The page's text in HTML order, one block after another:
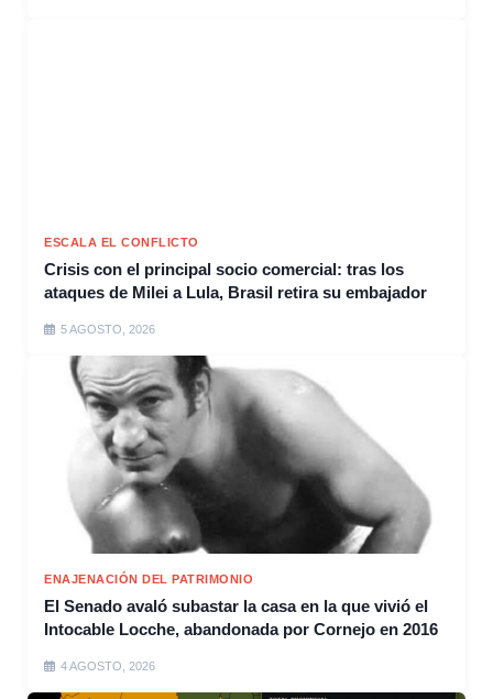
ESCALA EL CONFLICTO
Crisis con el principal socio comercial: tras los
ataques de Milei a Lula, Brasil retira su embajador
5 AGOSTO, 2026
ENAJENACIÓN DEL PATRIMONIO
El Senado avaló subastar la casa en la que vivió el
Intocable Locche, abandonada por Cornejo en 2016
4 AGOSTO, 2026